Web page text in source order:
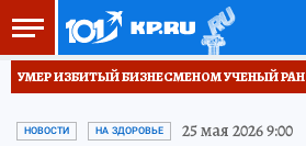
УМЕР ИЗБИТЫЙ БИЗНЕСМЕНОМ УЧЕНЫЙ РАН
НОВОСТИ НА ЗДОРОВЬЕ 25 мая 2026 9:00